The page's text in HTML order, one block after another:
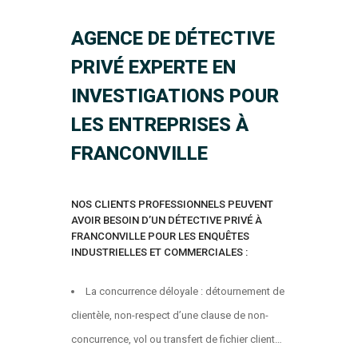
AGENCE DE DÉTECTIVE
PRIVÉ EXPERTE EN
INVESTIGATIONS POUR
LES ENTREPRISES À
FRANCONVILLE
NOS CLIENTS PROFESSIONNELS PEUVENT
AVOIR BESOIN D’UN DÉTECTIVE PRIVÉ À
FRANCONVILLE POUR LES ENQUÊTES
INDUSTRIELLES ET COMMERCIALES :
La concurrence déloyale : détournement de
clientèle, non-respect d’une clause de non-
concurrence, vol ou transfert de fichier client…